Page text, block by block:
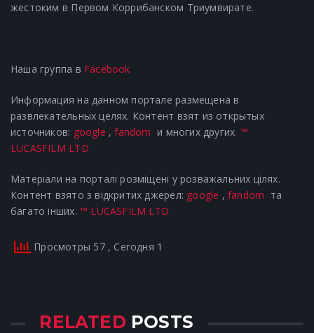
жестоким в Первом Коррибанском Триумвирате.
Наша группа в Facebook
Информация на данном портале размещена в
развлекательных целях. Контент взят из открытых
источников: google ,fandom и многих других. ™
LUCASFILM LTD
Матеріали на порталі розміщені у розважальних цілях.
Контент взято з відкритих джерел: google ,fandom та
багато інших. ™ LUCASFILM LTD
Просмотры 57 , Сегодня 1
RELATED POSTS